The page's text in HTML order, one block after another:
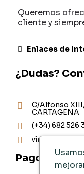
Queremos
cliente y
Enlaces de
¿Dudas?
C/Alfonso
CARTAGENA
(+34) 682 526
vinoteca@ad-
Pago Seguro